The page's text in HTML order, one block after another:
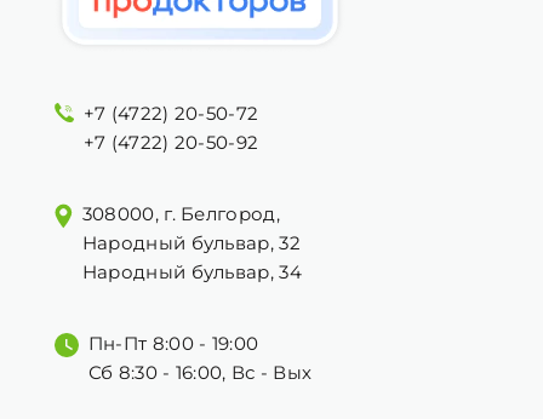
+7 (4722) 20-50-72
+7 (4722) 20-50-92
308000, г. Белгород,
Народный бульвар, 32
Народный бульвар, 34
Пн-Пт 8:00 - 19:00
Сб 8:30 - 16:00, Вс - Вых